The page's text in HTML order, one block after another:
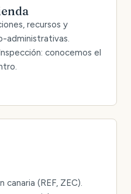
recursos y
administrativas.
conocemos el
canaria (REF, ZEC).